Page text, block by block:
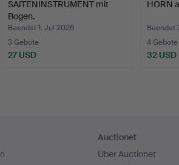
SAITENINSTRUMENT mit
Bogen.
Beendet 1. Jul 2026
3 Gebote
27 USD
HORN
Beendet
4 Gebote
32 USD
Auctionet
Über Auctionet